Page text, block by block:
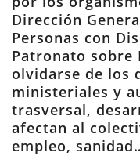
Dirección
Personas con
Patronato sobre
olvidarse de los
ministeriales y
trasversal,
afectan al
empleo,